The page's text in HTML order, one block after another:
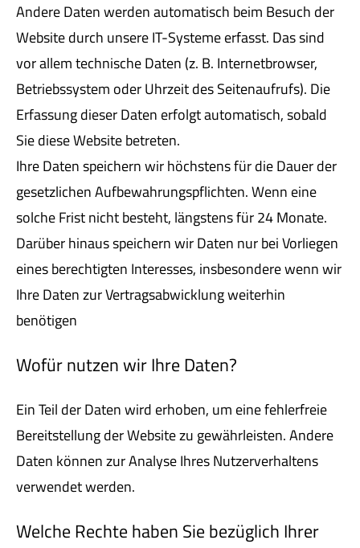
Andere Daten werden automatisch beim Besuch der
Website durch unsere IT-Systeme erfasst. Das sind
vor allem technische Daten (z. B. Internetbrowser,
Betriebssystem oder Uhrzeit des Seitenaufrufs). Die
Erfassung dieser Daten erfolgt automatisch, sobald
Sie diese Website betreten.
Ihre Daten speichern wir höchstens für die Dauer der
gesetzlichen Aufbewahrungspflichten. Wenn eine
solche Frist nicht besteht, längstens für 24 Monate.
Darüber hinaus speichern wir Daten nur bei Vorliegen
eines berechtigten Interesses, insbesondere wenn wir
Ihre Daten zur Vertragsabwicklung weiterhin
benötigen
Wofür nutzen wir Ihre Daten?
Ein Teil der Daten wird erhoben, um eine fehlerfreie
Bereitstellung der Website zu gewährleisten. Andere
Daten können zur Analyse Ihres Nutzerverhaltens
verwendet werden.
Welche Rechte haben Sie bezüglich Ihrer